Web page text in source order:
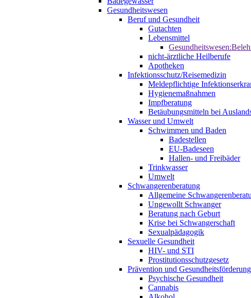
Gesundheitswesen
Beruf und Gesundheit
Gutachten
Lebensmittel
nicht-ärztliche Heilberufe
Apotheken
Infektionsschutz/Reisemedizin
Meldepflichtige
Hygienemaßnahmen
Impfberatung
Betäubungsmitteln bei
Wasser und Umwelt
Schwimmen und Baden
Badestellen
EU-Badeseen
Hallen- und Freibäder
Trinkwasser
Umwelt
Schwangerenberatung
Allgemeine
Ungewollt Schwanger
Beratung nach Geburt
Krise bei Schwangerschaft
Sexualpädagogik
Sexuelle Gesundheit
HIV- und STI
Prostitutionsschutzgesetz
Prävention und Gesundheitsförderung
Psychische Gesundheit
Cannabis